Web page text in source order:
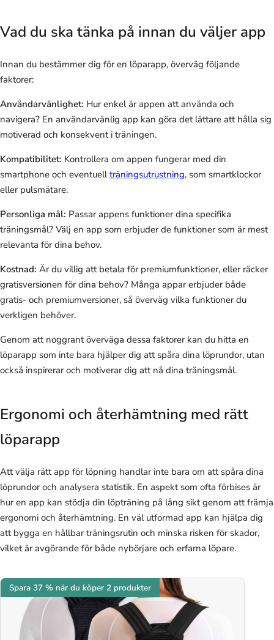
Vad du ska tänka på innan du väljer app
Innan du bestämmer dig för en löparapp, överväg följande
faktorer:
Användarvänlighet: Hur enkel är appen att använda och
navigera? En användarvänlig app kan göra det lättare att hålla sig
motiverad och konsekvent i träningen.
Kompatibilitet: Kontrollera om appen fungerar med din
smartphone och eventuellträningsutrustning, som smartklockor
eller pulsmätare.
Personliga mål: Passar appens funktioner dina specifika
träningsmål? Välj en app som erbjuder de funktioner som är mest
relevanta för dina behov.
Kostnad: Är du villig att betala för premiumfunktioner, eller räcker
gratisversionen för dina behov? Många appar erbjuder både
gratis- och premiumversioner, så överväg vilka funktioner du
verkligen behöver.
Genom att noggrant överväga dessa faktorer kan du hitta en
löparapp som inte bara hjälper dig att spåra dina löprundor, utan
också inspirerar och motiverar dig att nå dina träningsmål.
Ergonomi och återhämtning med rätt
löparapp
Att välja rätt app för löpning handlar inte bara om att spåra dina
löprundor och analysera statistik. En aspekt som ofta förbises är
hur en app kan stödja din löpträning på lång sikt genom att främja
ergonomi och återhämtning. En väl utformad app kan hjälpa dig
att bygga en hållbar träningsrutin och minska risken för skador,
vilket är avgörande för både nybörjare och erfarna löpare.
Spara 37 % när du köper 2 produkter